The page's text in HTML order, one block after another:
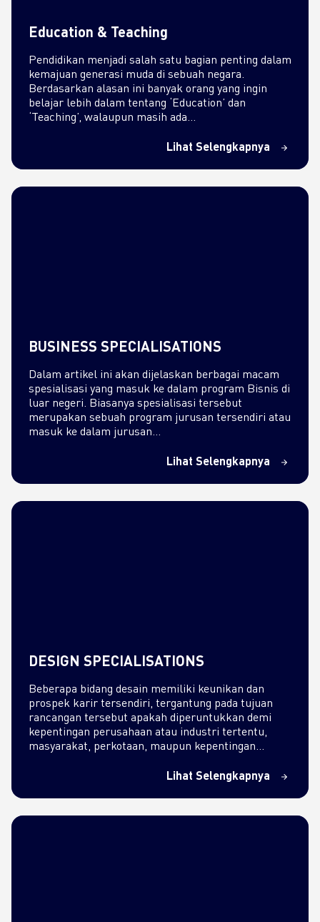
Education & Teaching
Pendidikan menjadi salah satu bagian penting dalam
kemajuan generasi muda di sebuah negara.
Berdasarkan alasan ini banyak orang yang ingin
belajar lebih dalam tentang ‘Education’ dan
‘Teaching’, walaupun masih ada…
Lihat Selengkapnya
BUSINESS SPECIALISATIONS
Dalam artikel ini akan dijelaskan berbagai macam
spesialisasi yang masuk ke dalam program Bisnis di
luar negeri. Biasanya spesialisasi tersebut
merupakan sebuah program jurusan tersendiri atau
masuk ke dalam jurusan…
Lihat Selengkapnya
DESIGN SPECIALISATIONS
Beberapa bidang desain memiliki keunikan dan
prospek karir tersendiri, tergantung pada tujuan
rancangan tersebut apakah diperuntukkan demi
kepentingan perusahaan atau industri tertentu,
masyarakat, perkotaan, maupun kepentingan
Lihat Selengkapnya